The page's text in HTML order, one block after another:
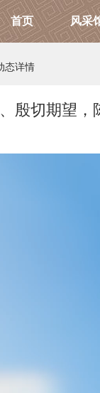
首页 风采
态详情
殷切期望，